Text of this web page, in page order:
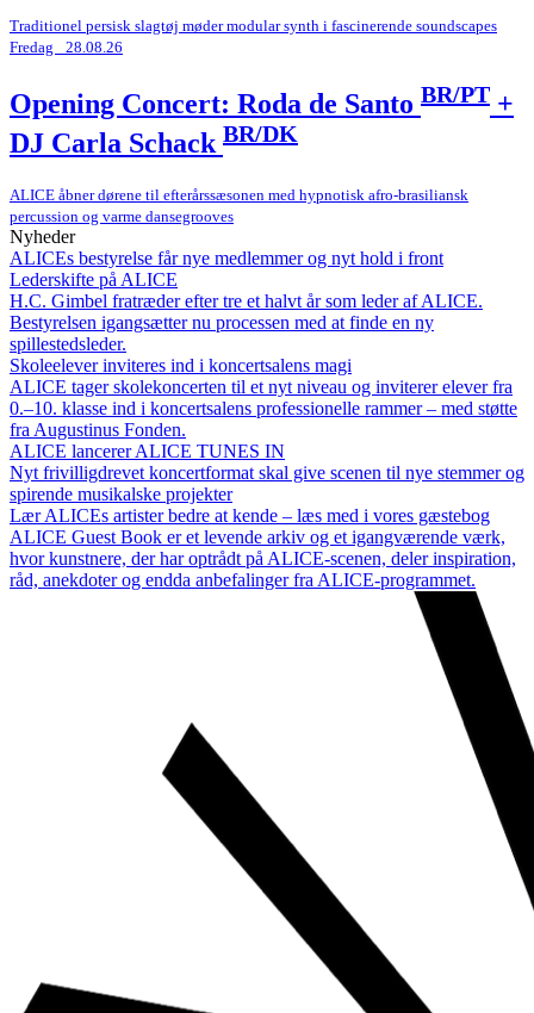
Traditionel persisk slagtøj møder modular synth i fascinerende soundscapes
Fredag _28.08.26
Opening Concert: Roda de Santo BR/PT +
DJ Carla Schack BR/DK
ALICE åbner dørene til efterårssæsonen med hypnotisk afro-brasiliansk
percussion og varme dansegrooves
Nyheder
ALICEs bestyrelse får nye medlemmer og nyt hold i front
Lederskifte på ALICE
H.C. Gimbel fratræder efter tre et halvt år som leder af ALICE.
Bestyrelsen igangsætter nu processen med at finde en ny
spillestedsleder.
Skoleelever inviteres ind i koncertsalens magi
ALICE tager skolekoncerten til et nyt niveau og inviterer elever fra
0.–10. klasse ind i koncertsalens professionelle rammer – med støtte
fra Augustinus Fonden.
ALICE lancerer ALICE TUNES IN
Nyt frivilligdrevet koncertformat skal give scenen til nye stemmer og
spirende musikalske projekter
Lær ALICEs artister bedre at kende – læs med i vores gæstebog
ALICE Guest Book er et levende arkiv og et igangværende værk,
hvor kunstnere, der har optrådt på ALICE-scenen, deler inspiration,
råd, anekdoter og endda anbefalinger fra ALICE-programmet.